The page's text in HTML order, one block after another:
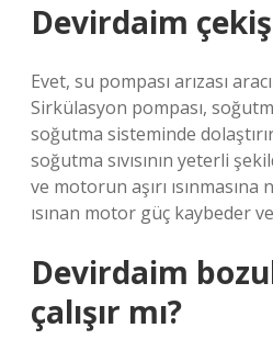
Devirdaim
Evet, su pompası arızası
Sirkülasyon pompası,
soğutma sisteminde
soğutma sıvısının yeterli
ve motorun aşırı ısınmasına
ısınan motor güç kaybeder
Devirdaim
çalışır mı?